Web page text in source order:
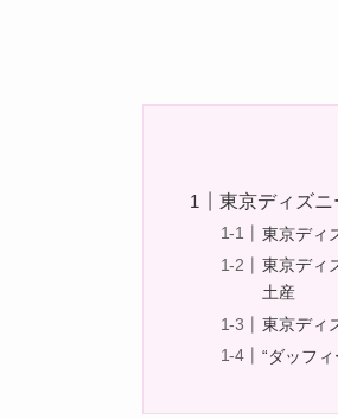
東京ディズニ
東京ディ
東京ディ
土産
東京ディ
“ダッフ